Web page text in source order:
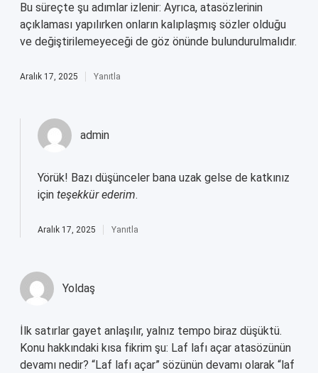
Bu süreçte şu adımlar izlenir: Ayrıca, atasözlerinin
açıklaması yapılırken onların kalıplaşmış sözler olduğu
ve değiştirilemeyeceği de göz önünde bulundurulmalıdır.
Aralık 17, 2025 Yanıtla
admin
Yörük! Bazı düşünceler bana uzak gelse de katkınız
için teşekkür ederim.
Aralık 17, 2025 Yanıtla
Yoldaş
İlk satırlar gayet anlaşılır, yalnız tempo biraz düşüktü.
Konu hakkındaki kısa fikrim şu: Laf lafı açar atasözünün
devamı nedir? “Laf lafı açar” sözünün devamı olarak “laf